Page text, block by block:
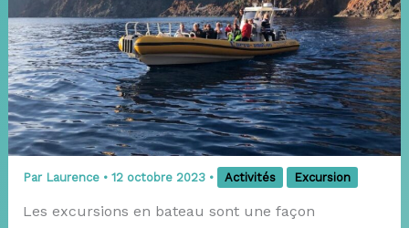
Par Laurence • 12 octobre 2023 • Activités Excursion
Les excursions en bateau sont une façon